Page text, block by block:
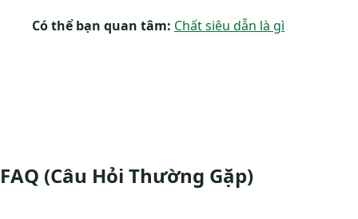
Có thể bạn quan tâm: Chất siêu dẫn là gì
FAQ (Câu Hỏi Thường Gặp)